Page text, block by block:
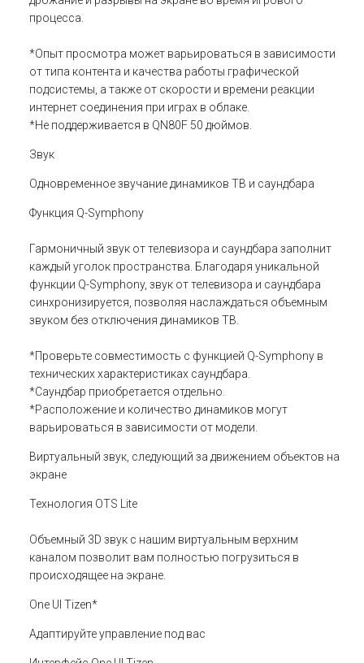
процесса.
*Опыт просмотра может варьироваться в зависимости
от типа контента и качества работы графической
подсистемы, а также от скорости и времени реакции
интернет соединения при играх в облаке.
*Не поддерживается в QN80F 50 дюймов.
Звук
Одновременное звучание динамиков ТВ и саундбара
Функция Q-Symphony
Гармоничный звук от телевизора и саундбара заполнит
каждый уголок пространства. Благодаря уникальной
функции Q-Symphony, звук от телевизора и саундбара
синхронизируется, позволяя наслаждаться объемным
звуком без отключения динамиков ТВ.
*Проверьте совместимость с функцией Q-Symphony в
технических характеристиках саундбара.
*Саундбар приобретается отдельно.
*Расположение и количество динамиков могут
варьироваться в зависимости от модели.
Виртуальный звук, следующий за движением объектов на
экране
Технология OTS Lite
Объемный 3D звук с нашим виртуальным верхним
каналом позволит вам полностью погрузиться в
происходящее на экране.
One UI Tizen*
Адаптируйте управление под вас